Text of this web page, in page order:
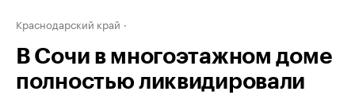
Краснодарский край
В Сочи в многоэтажном доме
полностью ликвидировали